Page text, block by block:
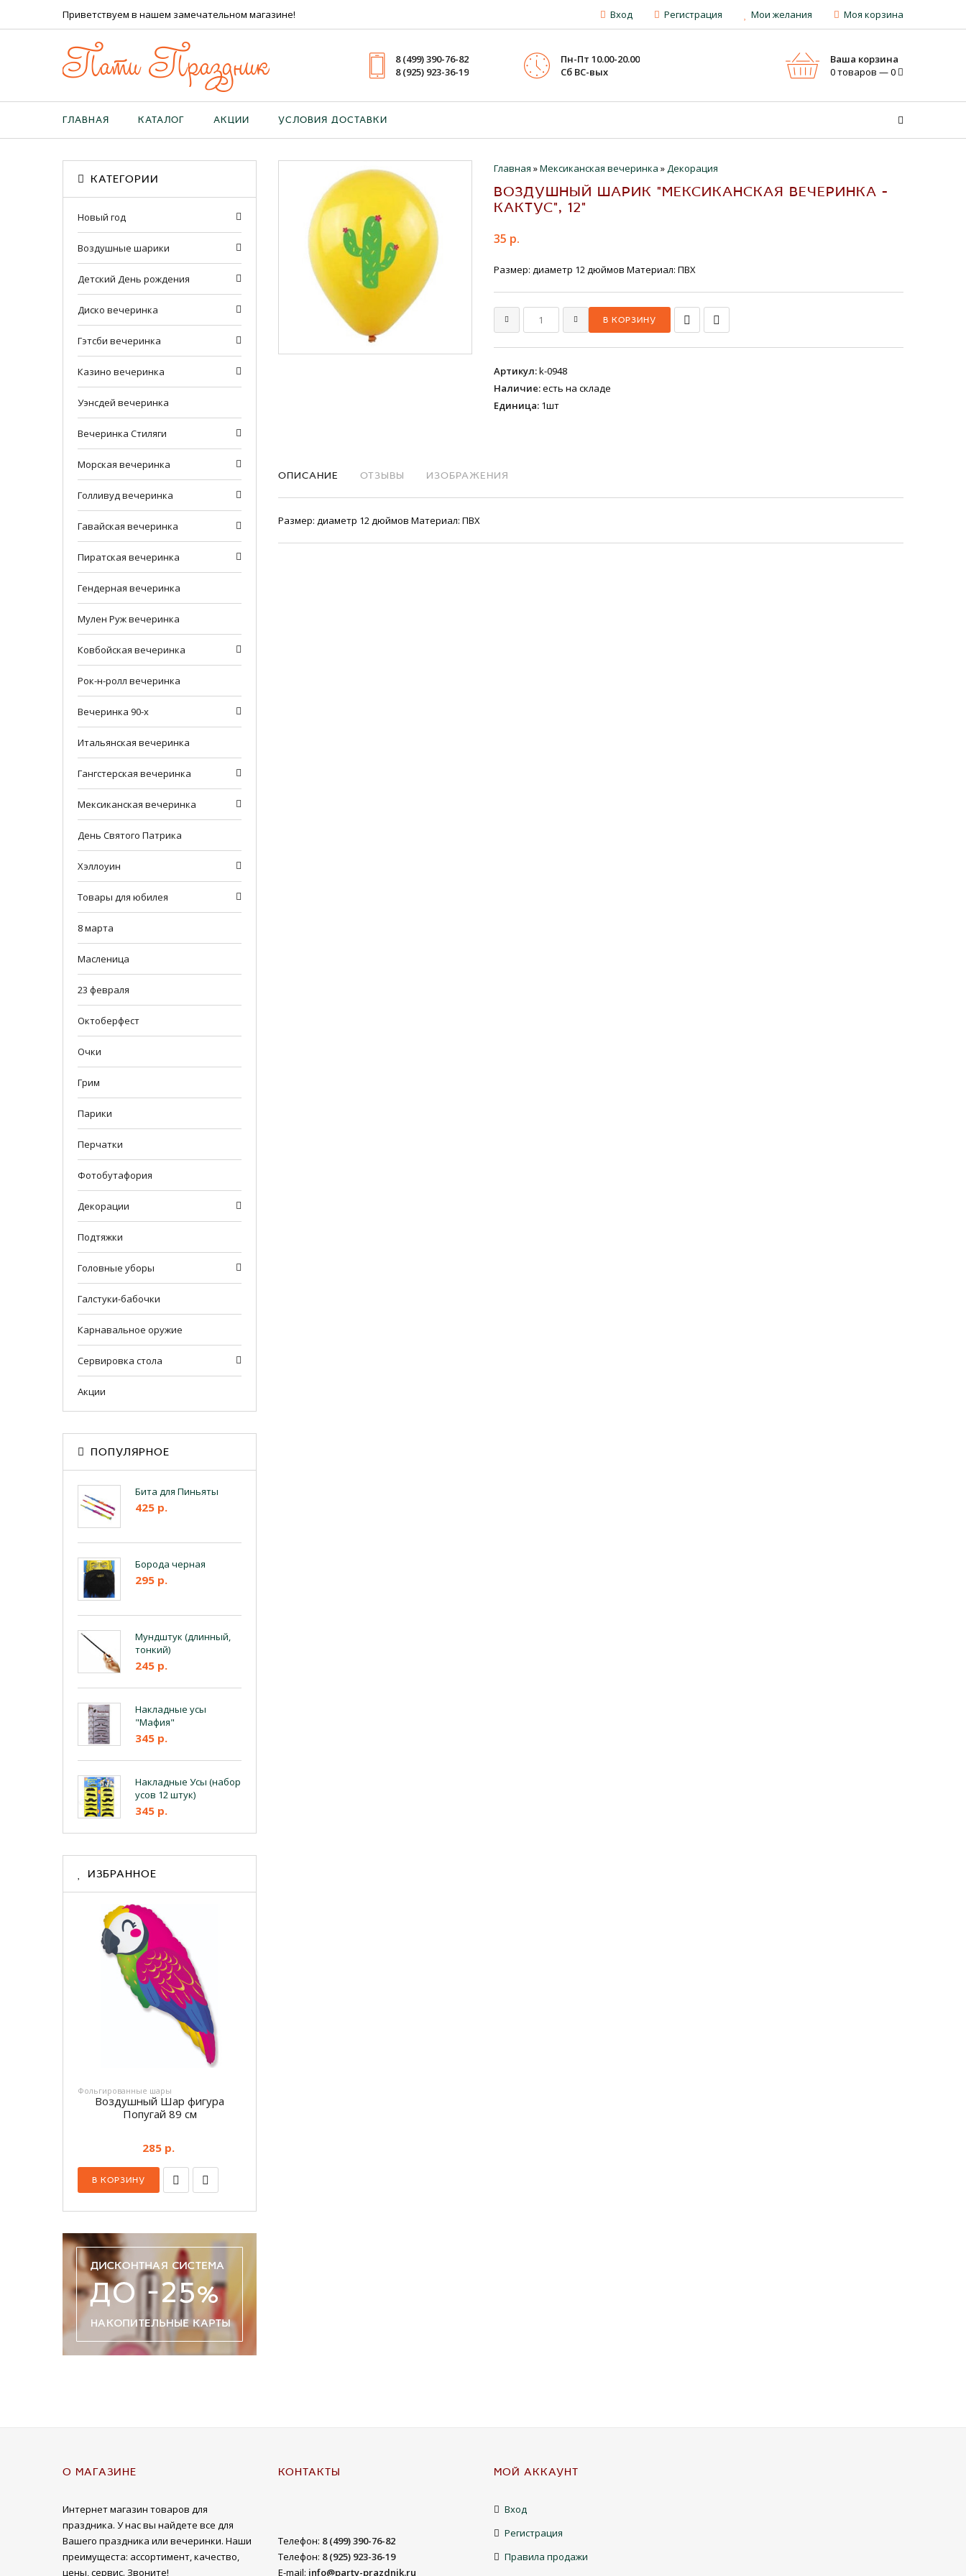
Приветствуем в нашем замечательном магазине! Вход Регистрация Мои желания Моя корзина
Пати Праздник
8 (499) 390-76-82
8 (925) 923-36-19
Пн-Пт 10.00-20.00
Cб ВС-вых
Ваша корзина
0 товаров — 0
ГЛАВНАЯ КАТАЛОГ АКЦИИ УСЛОВИЯ ДОСТАВКИ
Главная »Мексиканская вечеринка »Декорация
ВОЗДУШНЫЙ ШАРИК "МЕКСИКАНСКАЯ ВЕЧЕРИНКА -
КАКТУС", 12"
35 р.
Размер: диаметр 12 дюймов Материал: ПВХ
Артикул:k-0948
Наличие:есть на складе
Единица: 1шт
ОПИСАНИЕ ОТЗЫВЫ ИЗОБРАЖЕНИЯ
Размер: диаметр 12 дюймов Материал: ПВХ
КАТЕГОРИИ
Новый год
Воздушные шарики
Детский День рождения
Диско вечеринка
Гэтсби вечеринка
Казино вечеринка
Уэнсдей вечеринка
Вечеринка Стиляги
Морская вечеринка
Голливуд вечеринка
Гавайская вечеринка
Пирaтская вечеринка
Гендерная вечеринка
Мулен Руж вечеринка
Ковбойская вечеринка
Рок-н-ролл вечеринка
Вечеринка 90-х
Итальянская вечеринка
Гангстерская вечеринка
Мексиканская вечеринка
День Святого Патрика
Хэллоуин
Товары для юбилея
8 марта
Масленица
23 февраля
Октоберфест
Очки
Грим
Парики
Перчатки
Фотобутафория
Декорации
Подтяжки
Головные уборы
Галстуки-бабочки
Карнавальное оружие
Сервировка стола
Акции
ПОПУЛЯРНОЕ
Бита для Пиньяты
425 р.
Борода черная
295 р.
Мундштук (длинный,
тонкий)
245 р.
Накладные усы
"Мафия"
345 р.
Накладные Усы (набор
усов 12 штук)
345 р.
ИЗБРАННОЕ
Фольгированные шары
Воздушный Шар фигура
Попугай 89 см
285 р.
В КОРЗИНУ
О МАГАЗИНЕ
Интернет магазин товаров для
праздника. У нас вы найдете все для
Вашего праздника или вечеринки. Наши
преимущеста: ассортимент, качество,
цены, сервис. Звоните!
КОНТАКТЫ
Телефон: 8 (499) 390-76-82
Телефон: 8 (925) 923-36-19
E-mail: info@party-prazdnik.ru
МОЙ АККАУНТ
Вход
Регистрация
Правила продажи